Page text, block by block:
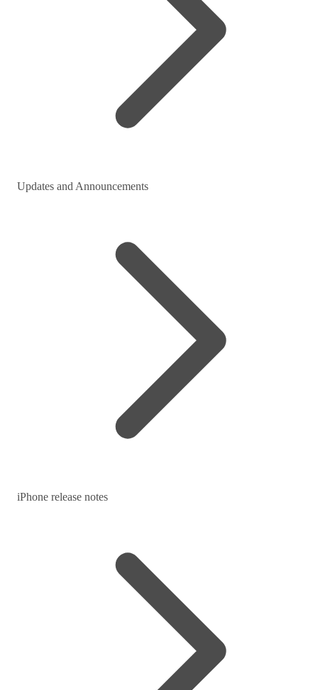
Updates and Announcements
iPhone release notes